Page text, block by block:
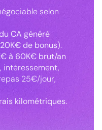
selon
CA généré
de bonus).
à 60K€ brut/an
intéressement,
25€/jour,
kilométriques.